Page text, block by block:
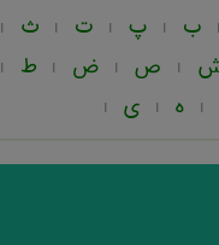
| ب | پ | ت | ث |
| ص | ض | ط |
| ه | ی |